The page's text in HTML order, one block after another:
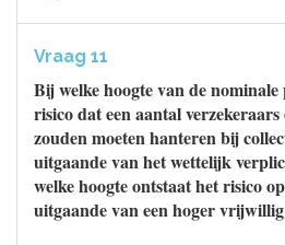
Vraag 11
Bij welke hoogte van de
risico dat een aantal verzekeraars
zouden moeten hanteren bij
uitgaande van het wettelijk
welke hoogte ontstaat het risico
uitgaande van een hoger